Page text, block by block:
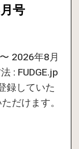
号
2026年8月
: FUDGE.jp
録していた
だけます。